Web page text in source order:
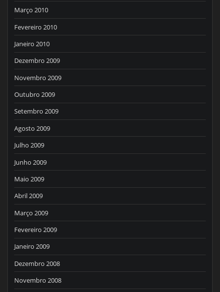
Março 2010
Fevereiro 2010
Janeiro 2010
Dezembro 2009
Novembro 2009
Outubro 2009
Setembro 2009
Agosto 2009
Julho 2009
Junho 2009
Maio 2009
Abril 2009
Março 2009
Fevereiro 2009
Janeiro 2009
Dezembro 2008
Novembro 2008